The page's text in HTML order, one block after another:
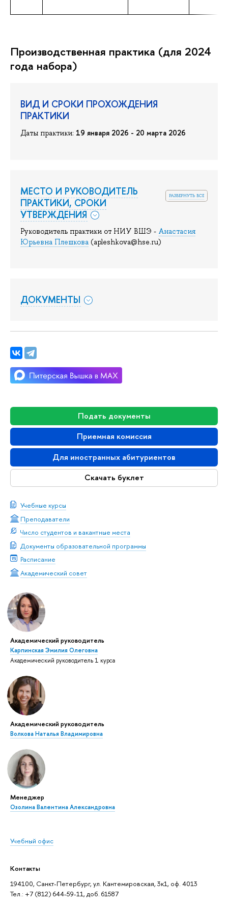
Подать документы
Приемная комиссия
Для иностранных абитуриентов
Скачать буклет
Учебные курсы
Преподаватели
Число студентов и вакантные места
Документы образовательной программы
Расписание
Академический совет
Академический руководитель
Карпинская Эмилия Олеговна
Академический руководитель 1 курса
Академический руководитель
Волкова Наталья Владимировна
Менеджер
Озолина Валентина Александровна
Учебный офис
Контакты
194100, Санкт-Петербург, ул. Кантемировская, 3к1, оф. 4013
Тел.: +7 (812) 644-59-11, доб. 61587
Производственная практика (для 2024
года набора)
ВИД И СРОКИ ПРОХОЖДЕНИЯ
ПРАКТИКИ
Даты практики: 19 января 2026 - 20 марта 2026
развернуть все
МЕСТО И РУКОВОДИТЕЛЬ
ПРАКТИКИ, СРОКИ
УТВЕРЖДЕНИЯ
Руководитель практики от НИУ ВШЭ - Анастасия
Юрьевна Плешкова (apleshkova@hse.ru)
ДОКУМЕНТЫ